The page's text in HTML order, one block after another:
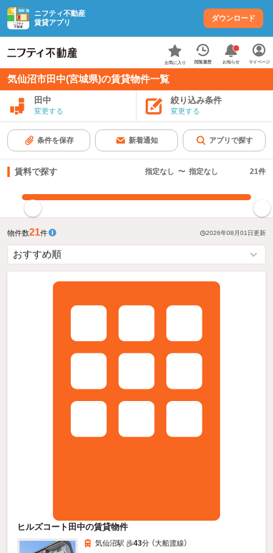
ニフティ不動産
賃貸アプリ
ダウンロード
お気に入り 閲覧履歴 お知らせ マイページ
気仙沼市田中(宮城県)の賃貸物件一覧
田中
変更する
絞り込み条件
変更する
条件を保存 新着通知 アプリで探す
賃料で探す 指定なし 〜 指定なし 21件
物件数21件 2026年08月01日更新
ヒルズコート田中の賃貸物件
気仙沼駅 歩43分 （大船渡線）